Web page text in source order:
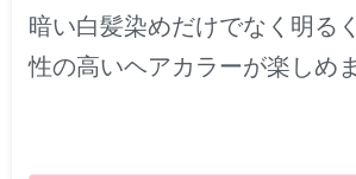
暗い白髪染めだけでなく明る
性の高いヘアカラーが楽しめま